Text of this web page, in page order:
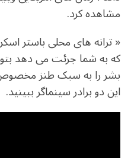
مشاهده کرد.
« ترانه های محلی باستر
که به شما جرئت می دهد
بشر را به سبک طنز
این دو برادر سینماگر ببینید.